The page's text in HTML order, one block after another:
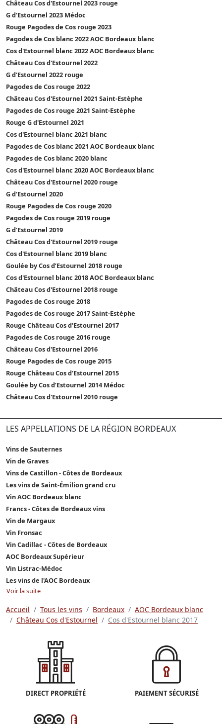
Château Cos d'Estournel 2023 rouge
G d'Estournel 2023 Médoc
Rouge Pagodes de Cos rouge 2023
Pagodes de Cos blanc 2022 AOC Bordeaux blanc
Cos d'Estournel blanc 2022 AOC Bordeaux blanc
Château Cos d'Estournel 2022
G d'Estournel 2022 rouge
Pagodes de Cos rouge 2022
Château Cos d'Estournel 2021 Saint-Estèphe
Pagodes de Cos rouge 2021 Saint-Estèphe
Rouge G d'Estournel 2021
Cos d'Estournel blanc 2021 blanc
Pagodes de Cos blanc 2021 AOC Bordeaux blanc
Pagodes de Cos blanc 2020 blanc
Cos d'Estournel blanc 2020 AOC Bordeaux blanc
Château Cos d'Estournel 2020 rouge
G d'Estournel 2020
Rouge Pagodes de Cos rouge 2020
Pagodes de Cos rouge 2019 rouge
G d'Estournel 2019
Château Cos d'Estournel 2019 rouge
Cos d'Estournel blanc 2019 blanc
Goulée by Cos d’Estournel 2018 rouge
Cos d'Estournel blanc 2018 AOC Bordeaux blanc
Château Cos d'Estournel 2018 rouge
Pagodes de Cos rouge 2018
Pagodes de Cos rouge 2017 Saint-Estèphe
Rouge Château Cos d'Estournel 2017
Pagodes de Cos rouge 2016 rouge
Château Cos d'Estournel 2016
Rouge Pagodes de Cos rouge 2015
Rouge Château Cos d'Estournel 2015
Goulée by Cos d’Estournel 2014 Médoc
Château Cos d'Estournel 2010 rouge
LES APPELLATIONS DE LA RÉGION BORDEAUX
Vins de Sauternes
Vin de Graves
Vins de Castillon - Côtes de Bordeaux
Les vins de Saint-Émilion grand cru
Vin AOC Bordeaux blanc
Francs - Côtes de Bordeaux vins
Vin de Margaux
Vin Fronsac
Vin Cadillac - Côtes de Bordeaux
AOC Bordeaux Supérieur
Vin Listrac-Médoc
Les vins de l'AOC Bordeaux
Voir la suite
Accueil Tous les vins Bordeaux
AOC Bordeaux blanc
Château Cos d'Estournel
Cos d'Estournel blanc 2017
DIRECT PROPRIÉTÉ PAIEMENT SÉCURISÉ